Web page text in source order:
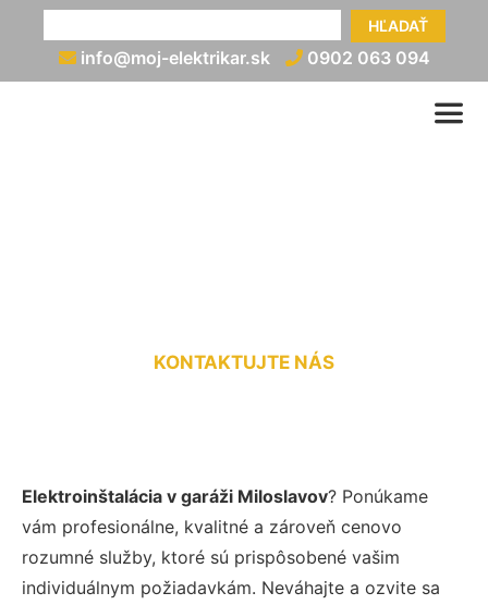
HĽADAŤ
info@moj-elektrikar.sk 0902 063 094
KONTAKTUJTE NÁS
Elektroinštalácia v garáži Miloslavov? Ponúkame
vám profesionálne, kvalitné a zároveň cenovo
rozumné služby, ktoré sú prispôsobené vašim
individuálnym požiadavkám. Neváhajte a ozvite sa